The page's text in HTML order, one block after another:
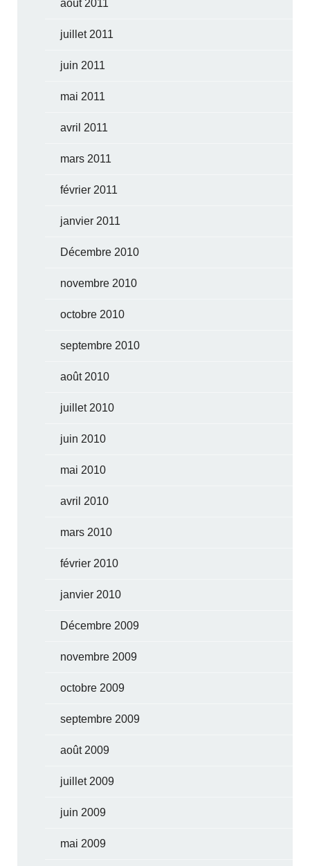
août 2011
juillet 2011
juin 2011
mai 2011
avril 2011
mars 2011
février 2011
janvier 2011
Décembre 2010
novembre 2010
octobre 2010
septembre 2010
août 2010
juillet 2010
juin 2010
mai 2010
avril 2010
mars 2010
février 2010
janvier 2010
Décembre 2009
novembre 2009
octobre 2009
septembre 2009
août 2009
juillet 2009
juin 2009
mai 2009